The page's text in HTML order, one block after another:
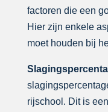
factoren die een
Hier zijn enkele
moet houden bij
rijschool. Dit is